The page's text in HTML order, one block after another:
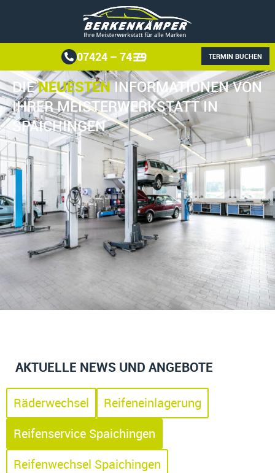
07424 – 74 79 TERMIN BUCHEN
DIENEUESTENINFORMATIONEN VON
IHRER MEISTERWERKSTATT IN
SPAICHINGEN
AKTUELLE NEWS UND ANGEBOTE
Räderwechsel
Reifeneinlagerung
Reifenservice Spaichingen
Reifenwechsel Spaichingen